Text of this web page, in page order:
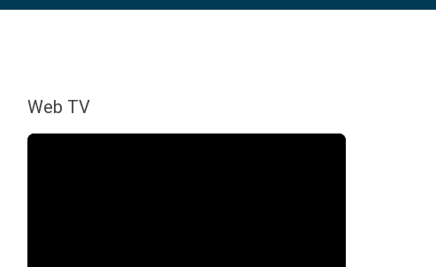
Web TV